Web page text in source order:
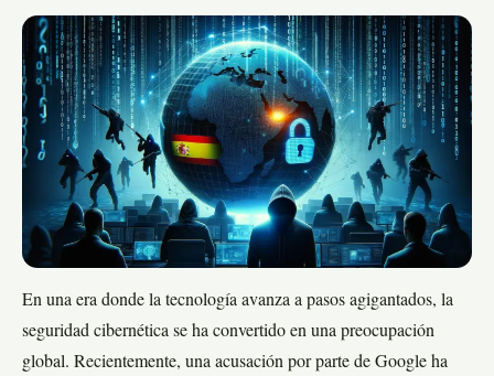
En una era donde la tecnología avanza a pasos agigantados, la
seguridad cibernética se ha convertido en una preocupación
global. Recientemente, una acusación por parte de Google ha